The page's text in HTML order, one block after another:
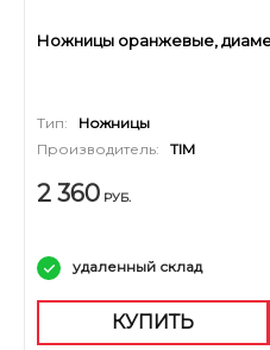
Ножницы оранжевые,
Тип:
Ножницы
Производитель:
TIM
2 360 РУБ.
удаленный склад
КУПИТЬ